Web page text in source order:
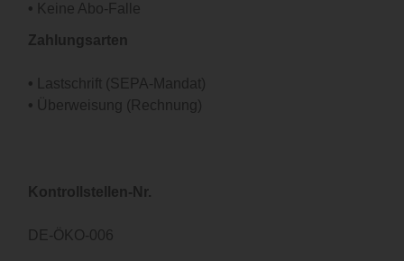
• Keine Abo-Falle
Zahlungsarten
• Lastschrift (SEPA-Mandat)
• Überweisung (Rechnung)
Kontrollstellen-Nr.
DE-ÖKO-006